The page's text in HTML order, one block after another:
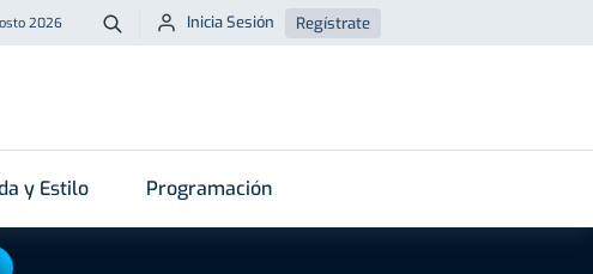
2026 Buscar
Inicia Sesión Regístrate
y Estilo Programación